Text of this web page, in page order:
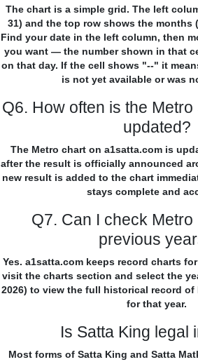
The chart is a simple grid. The left
31) and the top row shows the months
Find your date in the left column, then
you want — the number shown in that
on that day. If the cell shows "--" it
is not yet available or was
Q6. How often is the
updated?
The Metro chart on a1satta.com is
after the result is officially announced
new result is added to the chart
stays complete and
Q7. Can I check
previous
Yes. a1satta.com keeps record charts
visit the charts section and select the
2026) to view the full historical record of
for that year.
Is Satta King legal
Most forms of Satta King and Satta